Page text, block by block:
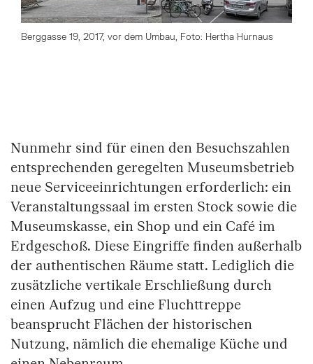
Berggasse 19, 2017, vor dem Umbau, Foto: Hertha Hurnaus
Springe zum Anfang des Bilder Slider
Nunmehr sind für einen den Besuchszahlen
entsprechenden geregelten Museumsbetrieb
neue Serviceeinrichtungen erforderlich: ein
Veranstaltungssaal im ersten Stock sowie die
Museumskasse, ein Shop und ein Café im
Erdgeschoß. Diese Eingriffe finden außerhalb
der authentischen Räume statt. Lediglich die
zusätzliche vertikale Erschließung durch
einen Aufzug und eine Fluchttreppe
beansprucht Flächen der historischen
Nutzung, nämlich die ehemalige Küche und